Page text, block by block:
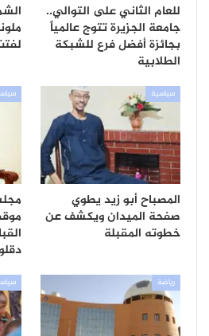
للعام الثاني على التوالي..
جامعة الجزيرة تتوج عالمياً
بجائزة أفضل فرع للشبكة
الطلابية
سياسية
المصباح أبو زيد يطوي
صفحة الميدان ويكشف عن
خطوته المقبلة
رياضة